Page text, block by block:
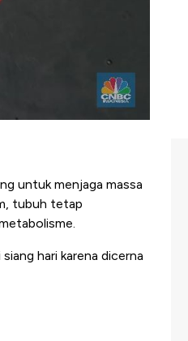
untuk menjaga massa
tubuh tetap
hari karena dicerna